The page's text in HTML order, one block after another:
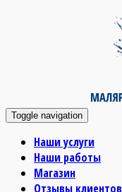
Toggle navigation
Наши услуги
Наши работы
Магазин
Отзывы клиентов